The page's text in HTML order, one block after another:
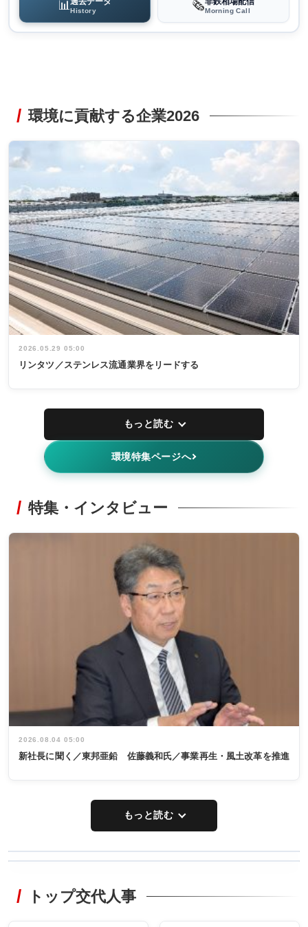
📊History 🗞️Morning Call
環境に貢献する企業2026
2026.05.29 05:00
リンタツ／ステンレス流通業界をリードする
もっと読む
環境特集ページへ
特集・インタビュー
2026.08.04 05:00
新社長に聞く／東邦亜鉛 佐藤義和氏／事業再生・風土改革を推進
もっと読む
非鉄業界で
タックトレー
トップ交代人事